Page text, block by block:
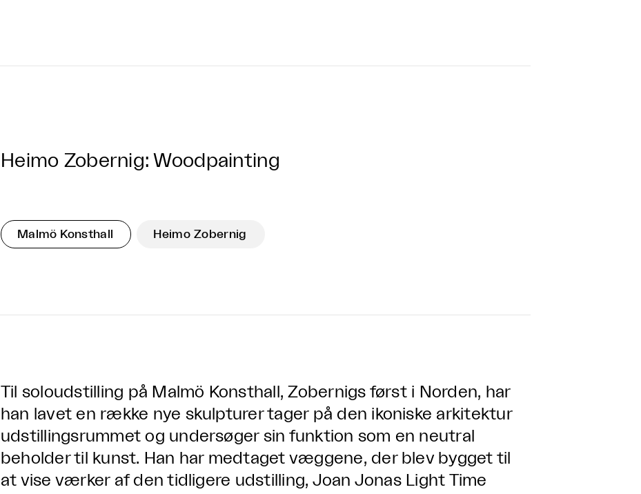
Heimo Zobernig: Woodpainting
Malmö Konsthall Heimo Zobernig
Til soloudstilling på Malmö Konsthall, Zobernigs først i Norden, har
han lavet en række nye skulpturer tager på den ikoniske arkitektur
udstillingsrummet og undersøger sin funktion som en neutral
beholder til kunst. Han har medtaget væggene, der blev bygget til
at vise værker af den tidligere udstilling, Joan Jonas Light Time